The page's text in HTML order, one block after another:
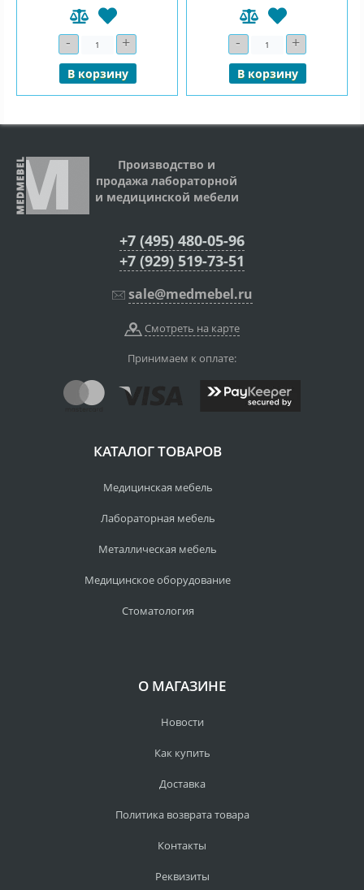
- Количество+
В корзину
- Количество+
В корзину
Производство и
продажа лабораторной
и медицинской мебели
+7 (495) 480-05-96
+7 (929) 519-73-51
sale@medmebel.ru
Смотреть на карте
Принимаем к оплате:
КАТАЛОГ ТОВАРОВ
Медицинская мебель
Лабораторная мебель
Металлическая мебель
Медицинское оборудование
Стоматология
О МАГАЗИНЕ
Новости
Как купить
Доставка
Политика возврата товара
Контакты
Реквизиты